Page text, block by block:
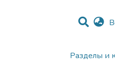
Разделы и